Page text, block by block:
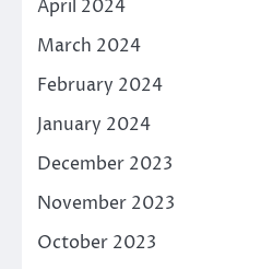
April 2024
March 2024
February 2024
January 2024
December 2023
November 2023
October 2023